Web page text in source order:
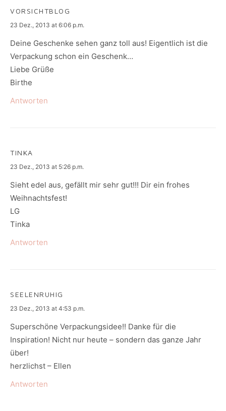
VORSICHTBLOG
says:
23 Dez., 2013 at 6:06 p.m.
Deine Geschenke sehen ganz toll aus! Eigentlich ist die
Verpackung schon ein Geschenk…
Liebe Grüße
Birthe
Antworten
TINKA
says:
23 Dez., 2013 at 5:26 p.m.
Sieht edel aus, gefällt mir sehr gut!!! Dir ein frohes
Weihnachtsfest!
LG
Tinka
Antworten
SEELENRUHIG
says:
23 Dez., 2013 at 4:53 p.m.
Superschöne Verpackungsidee!! Danke für die
Inspiration! Nicht nur heute – sondern das ganze Jahr
über!
herzlichst – Ellen
Antworten